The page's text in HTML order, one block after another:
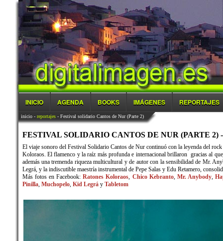
INICIO AGENDA BOOKS IMÁGENES REPORTAJES
inicio- reportajes- Festival solidario Cantos de Nur (Parte 2)
FESTIVAL SOLIDARIO CANTOS DE NUR (PARTE 2) -
El viaje sonoro del Festival Solidario Cantos de Nur continuó con la leyenda del
Koloraos. El flamenco y la raíz más profunda e internacional brillaron gracias al
además una tremenda riqueza multicultural y de autor con la sensibilidad de Mr.
Legrá, y la indiscutible maestría instrumental de Pepe Salas y Edu Retamero,
Más fotos en Facebook:Ratones Koloraos, Chico Kebranto, Mr. Anybody,
Pinilla, Muchopelo, Kid Legráy Tabletom